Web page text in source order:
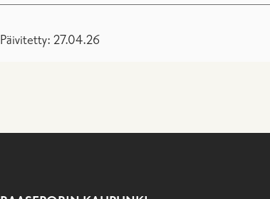
Päivitetty: 27.04.26